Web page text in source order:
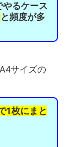
やるケース
と頻度が多
サイズの
1枚にまと